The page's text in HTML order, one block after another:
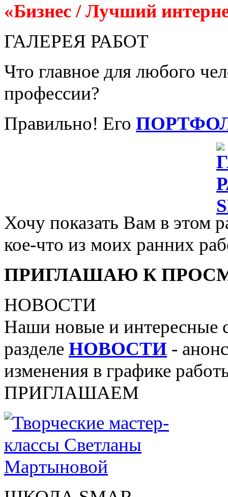
«Бизнес / Лучший
ГАЛЕРЕЯ РАБОТ
Что главное для любого
профессии?
Правильно! Его
Хочу показать Вам в этом
кое-что из моих ранних
ПРИГЛАШАЮ К
НОВОСТИ
Наши новые и интересные
разделе НОВОСТИ -
изменения в графике
ПРИГЛАШАЕМ